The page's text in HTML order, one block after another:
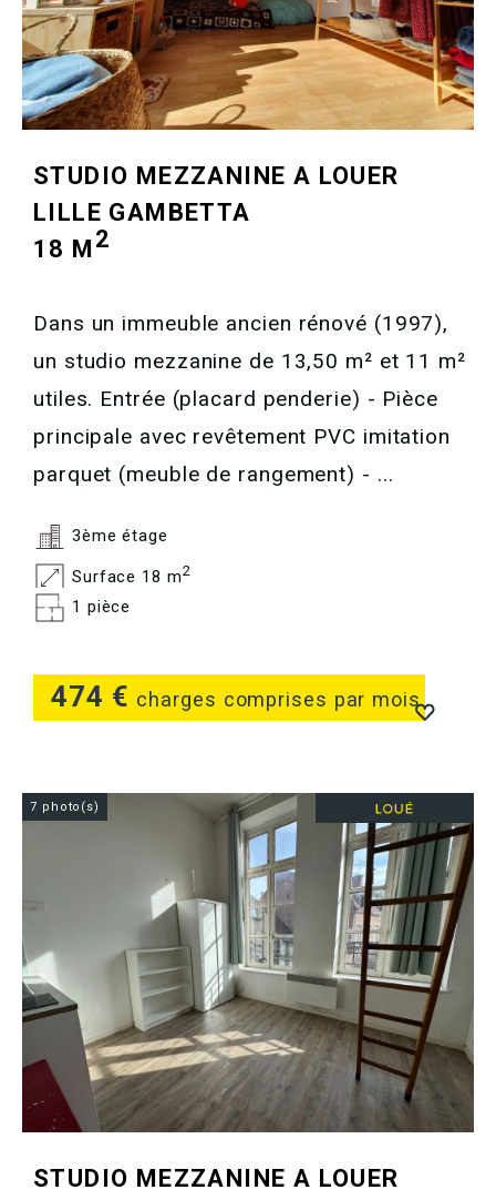
STUDIO MEZZANINE A LOUER
LILLE GAMBETTA
18 M2
474 € charges comprises par mois
Dans un immeuble ancien rénové (1997),
un studio mezzanine de 13,50 m² et 11 m²
utiles. Entrée (placard penderie) - Pièce
principale avec revêtement PVC imitation
parquet (meuble de rangement) - ...
3ème étage
Surface 18 m2
1 pièce
7 photo(s)
STUDIO MEZZANINE A LOUER